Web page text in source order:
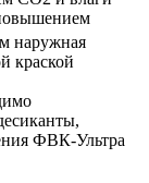
наружная
краской
ФВК-Ультра